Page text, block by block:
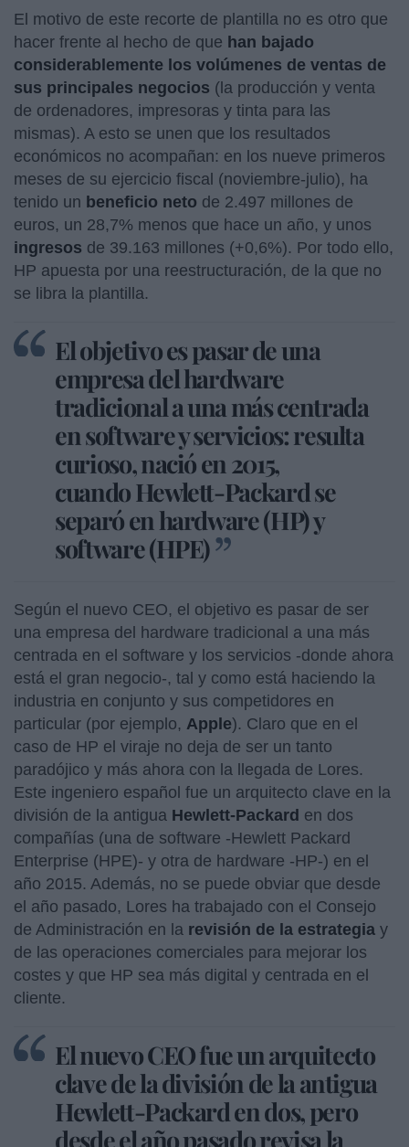
El motivo de este recorte de plantilla no es otro que
hacer frente al hecho de que han bajado
considerablemente los volúmenes de ventas de
sus principales negocios (la producción y venta
de ordenadores, impresoras y tinta para las
mismas). A esto se unen que los resultados
económicos no acompañan: en los nueve primeros
meses de su ejercicio fiscal (noviembre-julio), ha
tenido un beneficio neto de 2.497 millones de
euros, un 28,7% menos que hace un año, y unos
ingresos de 39.163 millones (+0,6%). Por todo ello,
HP apuesta por una reestructuración, de la que no
se libra la plantilla.
El objetivo es pasar de una
empresa del hardware
tradicional a una más centrada
en software y servicios: resulta
curioso, nació en 2015,
cuando Hewlett-Packard se
separó en hardware (HP) y
software (HPE)
Según el nuevo CEO, el objetivo es pasar de ser
una empresa del hardware tradicional a una más
centrada en el software y los servicios -donde ahora
está el gran negocio-, tal y como está haciendo la
industria en conjunto y sus competidores en
particular (por ejemplo, Apple). Claro que en el
caso de HP el viraje no deja de ser un tanto
paradójico y más ahora con la llegada de Lores.
Este ingeniero español fue un arquitecto clave en la
división de la antigua Hewlett-Packard en dos
compañías (una de software -Hewlett Packard
Enterprise (HPE)- y otra de hardware -HP-) en el
año 2015. Además, no se puede obviar que desde
el año pasado, Lores ha trabajado con el Consejo
de Administración en la revisión de la estrategia y
de las operaciones comerciales para mejorar los
costes y que HP sea más digital y centrada en el
cliente.
El nuevo CEO fue un arquitecto
clave de la división de la antigua
Hewlett-Packard en dos, pero
desde el año pasado revisa la